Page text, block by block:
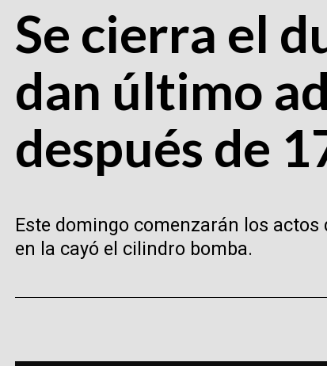
Se cierra el
dan último
después de
Este domingo comenzarán los
en la cayó el cilindro bomba.